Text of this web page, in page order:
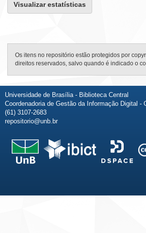
Visualizar estatísticas
Os itens no repositório estão protegidos por
direitos reservados, salvo quando é indicado o
Universidade de Brasília - Biblioteca Central
Coordenadoria de Gestão da Informação Digital -
(61) 3107-2683
repositorio@unb.br